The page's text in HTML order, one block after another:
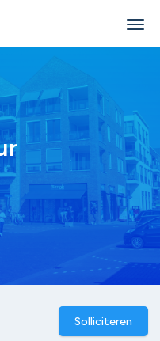
Solliciteren